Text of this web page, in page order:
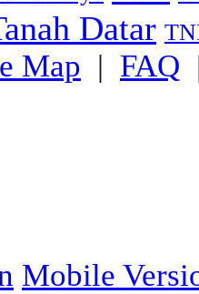
Datar
Map | FAQ
Mobile